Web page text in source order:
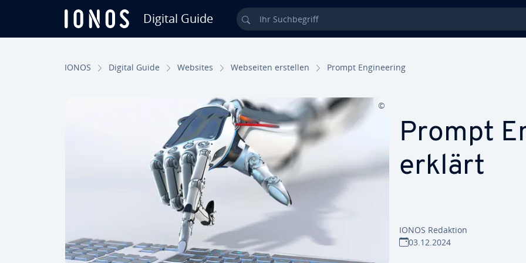
Digital Guide Ihr Such­be­griff
IONOS Digital Guide Websites Webseiten erstellen Prompt En­gi­nee­ring
Prompt
erklärt
IONOS Redaktion
03.12.2024